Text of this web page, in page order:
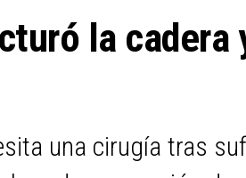
la cadera
una cirugía tras